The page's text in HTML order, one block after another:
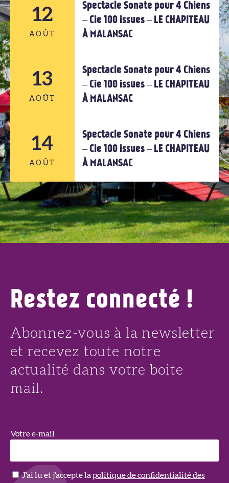
12
AOÛT
12
AOÛT
12
AOÛT
Spectacle Sonate pour 4 Chiens
– Cie 100 issues – LE CHAPITEAU
À MALANSAC
13
AOÛT
13
AOÛT
Spectacle Sonate pour 4 Chiens
– Cie 100 issues – LE CHAPITEAU
À MALANSAC
14
AOÛT
14
AOÛT
Spectacle Sonate pour 4 Chiens
– Cie 100 issues – LE CHAPITEAU
À MALANSAC
Restez connecté !
Abonnez-vous à la newsletter
et recevez toute notre
actualité dans votre boite
mail.
Votre e-mail
J'ai lu et j'accepte la politique de confidentialité des